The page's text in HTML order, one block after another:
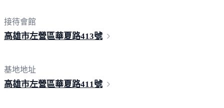
接待會館
高雄市左營區華夏路413號
基地地址
高雄市左營區華夏路411號